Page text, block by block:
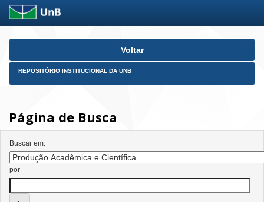
Skip
Voltar
REPOSITÓRIO INSTITUCIONAL DA UNB
Página de Busca
Buscar em:
por